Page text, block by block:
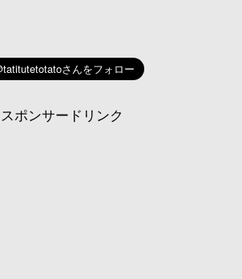
スポンサードリンク